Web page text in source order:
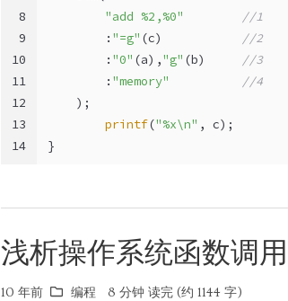
8
9
10
11
12
13
14
"add %2,%0"
//1
        :
"=g" (c)
//2
        :
"0" (a),"g" (b)
//3
        :
"memory"
//4
    );
printf("%x\n" , c);
}
浅析操作系统函数调
10 年前 编程 8 分钟 读完 (约 1144 字)